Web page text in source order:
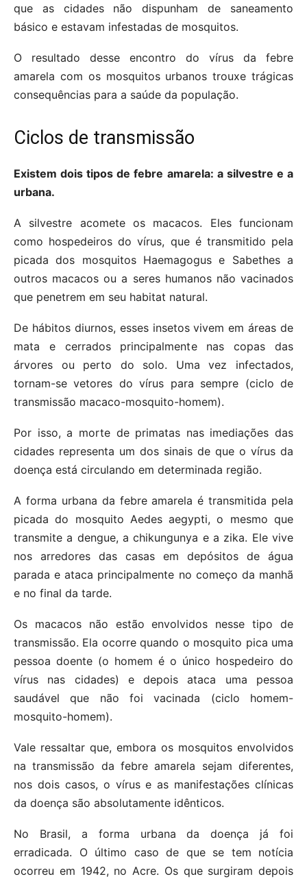
que as cidades não dispunham de saneamento
básico e estavam infestadas de mosquitos.
O resultado desse encontro do vírus da febre
amarela com os mosquitos urbanos trouxe trágicas
consequências para a saúde da população.
Ciclos de transmissão
Existem dois tipos de febre amarela: a silvestre e a
urbana.
A silvestre acomete os macacos. Eles funcionam
como hospedeiros do vírus, que é transmitido pela
picada dos mosquitos Haemagogus e Sabethes a
outros macacos ou a seres humanos não vacinados
que penetrem em seu habitat natural.
De hábitos diurnos, esses insetos vivem em áreas de
mata e cerrados principalmente nas copas das
árvores ou perto do solo. Uma vez infectados,
tornam-se vetores do vírus para sempre (ciclo de
transmissão macaco-mosquito-homem).
Por isso, a morte de primatas nas imediações das
cidades representa um dos sinais de que o vírus da
doença está circulando em determinada região.
A forma urbana da febre amarela é transmitida pela
picada do mosquito Aedes aegypti, o mesmo que
transmite a dengue, a chikungunya e a zika. Ele vive
nos arredores das casas em depósitos de água
parada e ataca principalmente no começo da manhã
e no final da tarde.
Os macacos não estão envolvidos nesse tipo de
transmissão. Ela ocorre quando o mosquito pica uma
pessoa doente (o homem é o único hospedeiro do
vírus nas cidades) e depois ataca uma pessoa
saudável que não foi vacinada (ciclo homem-
mosquito-homem).
Vale ressaltar que, embora os mosquitos envolvidos
na transmissão da febre amarela sejam diferentes,
nos dois casos, o vírus e as manifestações clínicas
da doença são absolutamente idênticos.
No Brasil, a forma urbana da doença já foi
erradicada. O último caso de que se tem notícia
ocorreu em 1942, no Acre. Os que surgiram depois